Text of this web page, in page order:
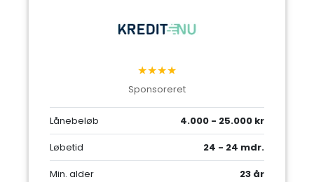
★★★★
Sponsoreret
Lånebeløb
4.000 - 25.000 kr
Løbetid
24 - 24 mdr.
Min. alder
23 år